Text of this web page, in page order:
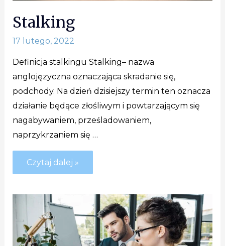
Stalking
17 lutego, 2022
Definicja stalkingu Stalking– nazwa
anglojęzyczna oznaczająca skradanie się,
podchody. Na dzień dzisiejszy termin ten oznacza
działanie będące złośliwym i powtarzającym się
nagabywaniem, prześladowaniem,
naprzykrzaniem się …
Czytaj dalej »